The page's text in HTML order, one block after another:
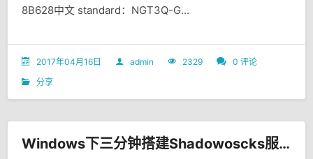
8B628中文 standard：NGT3Q-G...
2017年04月16日 admin 2329
0 评论
分享
Windows下三分钟搭建Shadowoscks服务器端